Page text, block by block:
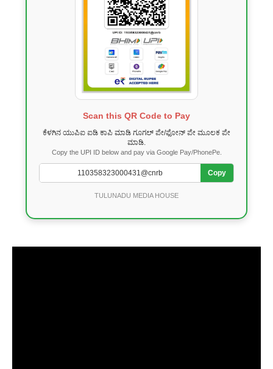
Scan this QR Code to Pay
ಕೆಳಗಿನ ಯುಪಿಐ ಐಡಿ ಕಾಪಿ ಮಾಡಿ ಗೂಗಲ್ ಪೇ/ಫೋನ್ ಪೇ ಮೂಲಕ ಪೇ
ಮಾಡಿ.
Copy the UPI ID below and pay via Google Pay/PhonePe.
Copy
TULUNADU MEDIA HOUSE